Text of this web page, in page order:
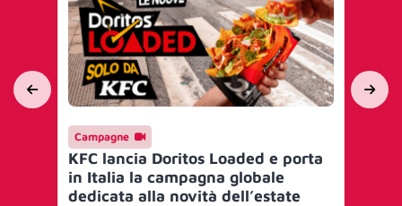
Campagne
KFC lancia Doritos Loaded e porta
in Italia la campagna globale
dedicata alla novità dell’estate